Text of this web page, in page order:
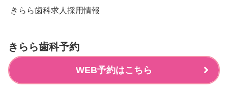
きらら歯科求人採用情報
きらら歯科予約
WEB予約はこちら